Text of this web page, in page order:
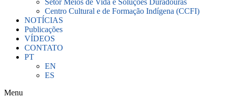
Setor Meios de Vida e Soluções Duradouras
Centro Cultural e de Formação Indígena (CCFI)
NOTÍCIAS
Publicações
VÍDEOS
CONTATO
PT
EN
ES
Menu